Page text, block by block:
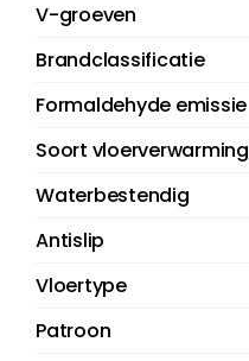
V-groeven
Brandclassificatie
Formaldehyde emissie
Soort vloerverwarming
Waterbestendig
Antislip
Vloertype
Patroon